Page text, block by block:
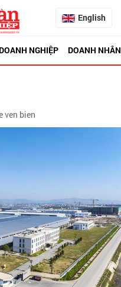
English
DOANH NGHIỆP DOANH NHÂN
ven bien